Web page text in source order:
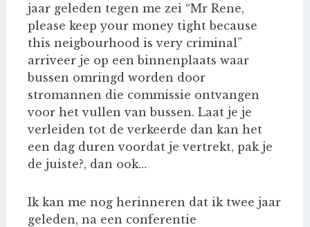
jaar geleden tegen me zei “Mr Rene,
please keep your money tight because
this neigbourhood is very criminal”
arriveer je op een binnenplaats waar
bussen omringd worden door
stromannen die commissie ontvangen
voor het vullen van bussen. Laat je je
verleiden tot de verkeerde dan kan het
een dag duren voordat je vertrekt, pak je
de juiste?, dan ook…
Ik kan me nog herinneren dat ik twee jaar
geleden, na een conferentie